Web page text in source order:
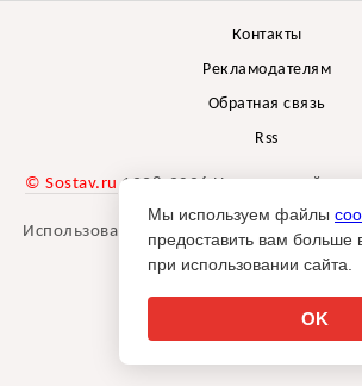
Контакты
Рекламодателям
Обратная связь
Rss
© Sostav.ru 1998-2026 Независимый
агентства Depot
Использование материалов Sostav.ru
указании источника.
Мы используем файлы
предоставить вам больше
при использовании сайта.
OK